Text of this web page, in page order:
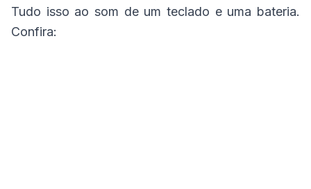
Tudo isso ao som de um teclado e uma bateria.
Confira: